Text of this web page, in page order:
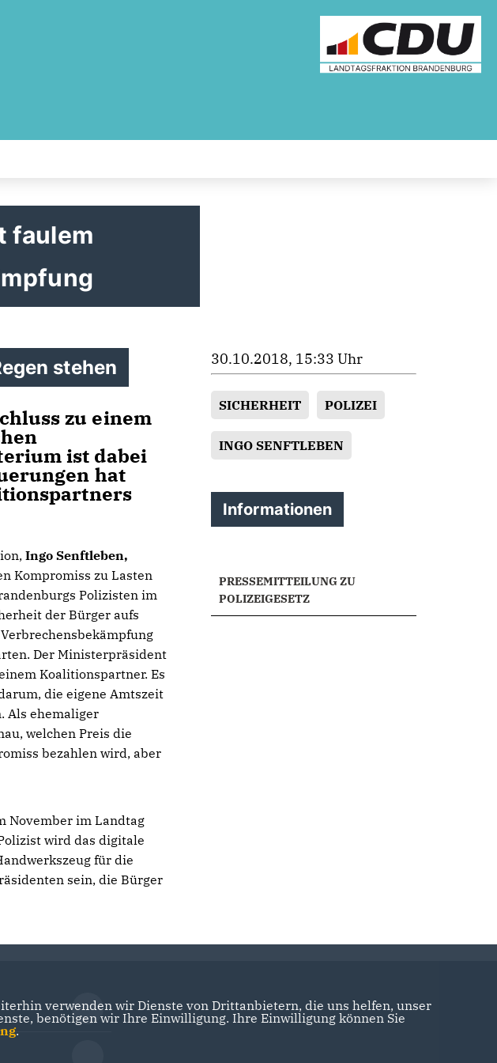
faulem
stehen
zu einem
ist dabei
hat
Ingo Senftleben,
Kompromiss zu Lasten
Polizisten im
der Bürger aufs
Der Ministerpräsident
Koalitionspartner. Es
die eigene Amtszeit
Als ehemaliger
welchen Preis die
bezahlen wird, aber
November im Landtag
wird das digitale
für die
sein, die Bürger
30.10.2018, 15:33 Uhr
SICHERHEIT POLIZEI
INGO SENFTLEBEN
Informationen
PRESSEMITTEILUNG ZU
POLIZEIGESETZ
verwenden wir Dienste von Drittanbietern, die uns helfen, unser
benötigen wir Ihre Einwilligung. Ihre Einwilligung können Sie
.